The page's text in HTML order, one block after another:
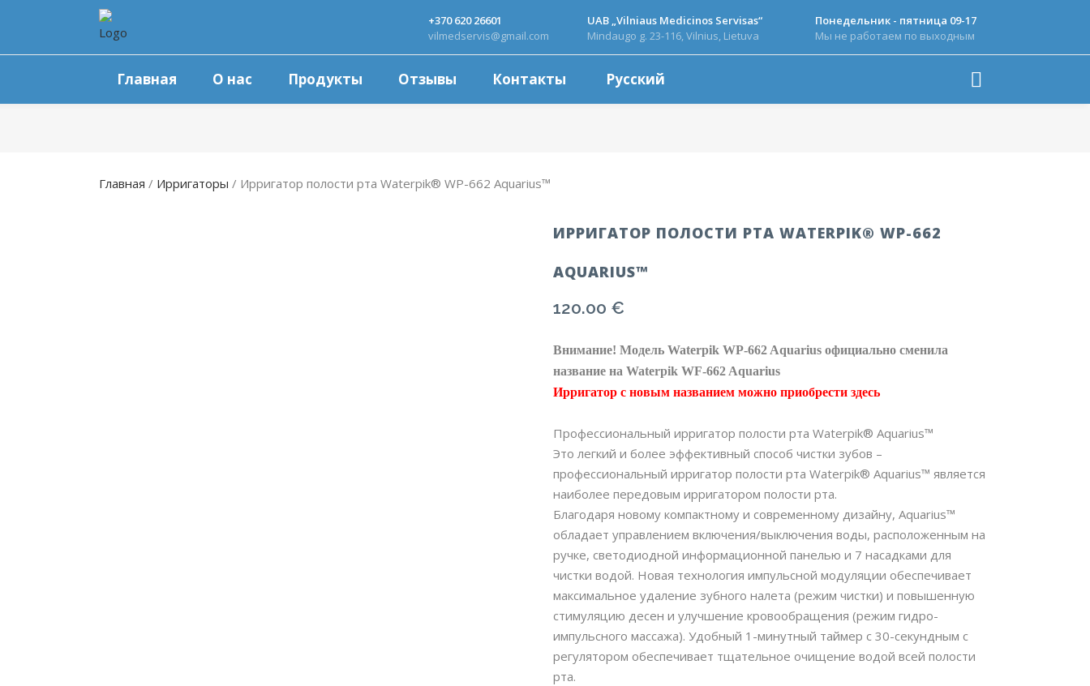
+370 620 26601
vilmedservis@gmail.com
UAB „Vilniaus Medicinos Servisas“
Mindaugo g. 23-116, Vilnius, Lietuva
Понедельник - пятница 09-17
Мы не работаем по выходным
Главная О нас Продукты Отзывы Контакты Русский
Главная / Ирригаторы / Ирригатор полости рта Waterpik® WP-662 Aquarius™
ИРРИГАТОР ПОЛОСТИ РТА WATERPIK® WP-662
AQUARIUS™
120.00 €
Внимание! Модель Waterpik WP-662 Aquarius официально сменила
название на Waterpik WF-662 Aquarius
Ирригатор с новым названием можно приобрести здесь
Профессиональный ирригатор полости рта Waterpik® Aquarius™
Это легкий и более эффективный способ чистки зубов –
профессиональный ирригатор полости рта Waterpik® Aquarius™ является
наиболее передовым ирригатором полости рта.
Благодаря новому компактному и современному дизайну, Aquarius™
обладает управлением включения/выключения воды, расположенным на
ручке, светодиодной информационной панелью и 7 насадками для
чистки водой. Новая технология импульсной модуляции обеспечивает
максимальное удаление зубного налета (режим чистки) и повышенную
стимуляцию десен и улучшение кровообращения (режим гидро-
импульсного массажа). Удобный 1-минутный таймер с 30-секундным с
регулятором обеспечивает тщательное очищение водой всей полости
рта.